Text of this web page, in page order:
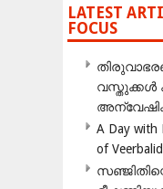
LATEST
FOCUS
വസ്തുക്കൾ
A Day with
of